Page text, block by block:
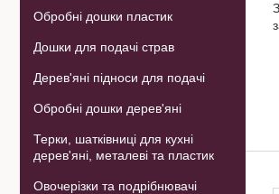
Обробні дошки пластик
Дошки для подачі страв
Дерев'яні підноси для подачі
Обробні дошки дерев'яні
Терки, шатківниці для кухні
дерев'яні, металеві та пластик
Овочерізки та подрібнювачі